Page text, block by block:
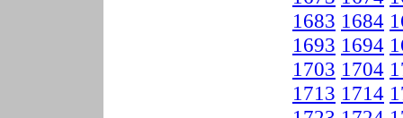
1683 1684
1693 1694
1703 1704
1713 1714